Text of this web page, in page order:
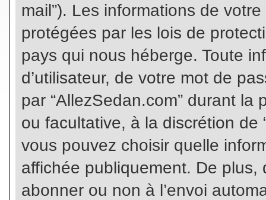
mail”). Les informations de
protégées par les lois de
pays qui nous héberge. Toute
d’utilisateur, de votre mot de
par “AllezSedan.com” durant la
ou facultative, à la discrétion de
vous pouvez choisir quelle
affichée publiquement. De plus,
abonner ou non à l’envoi